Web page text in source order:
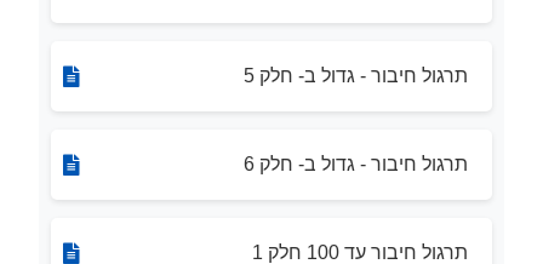
תרגול חיבור - גדול ב- חלק 5
תרגול חיבור - גדול ב- חלק 6
תרגול חיבור עד 100 חלק 1